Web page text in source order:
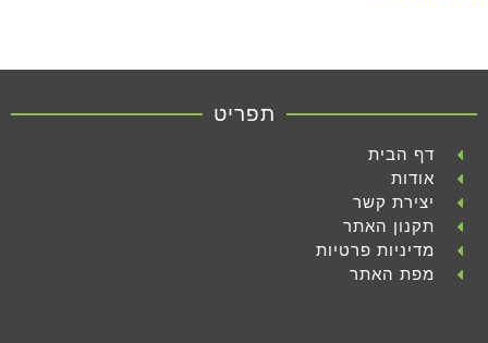
תפריט
דף הבית
אודות
יצירת קשר
תקנון האתר
מדיניות פרטיות
מפת האתר